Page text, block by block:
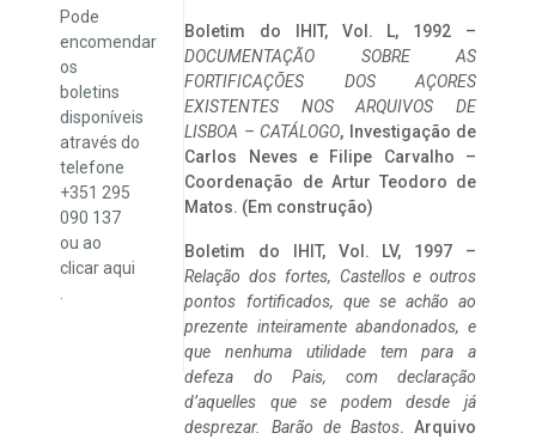
Pode
encomendar
os
boletins
disponíveis
através do
telefone
+351 295
090 137
ou ao
clicaraqui
Boletim do IHIT, Vol. L, 1992 –
DOCUMENTAÇÃO SOBRE AS
FORTIFICAÇÕES DOS AÇORES
EXISTENTES NOS ARQUIVOS DE
LISBOA – CATÁLOGO, Investigação de
Carlos Neves e Filipe Carvalho –
Coordenação de Artur Teodoro de
Matos. (Em construção)
Boletim do IHIT, Vol. LV, 1997 –
Relação dos fortes, Castellos e outros
pontos fortificados, que se achão ao
prezente inteiramente abandonados, e
que nenhuma utilidade tem para a
defeza do Pais, com declaração
d’aquelles que se podem desde já
desprezar. Barão de Bastos. Arquivo